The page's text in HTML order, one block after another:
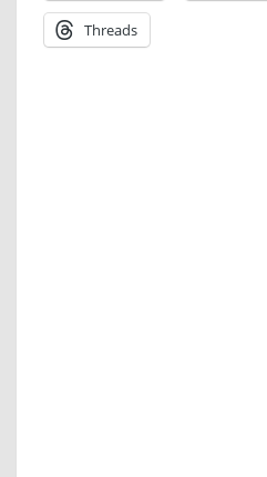
Threads